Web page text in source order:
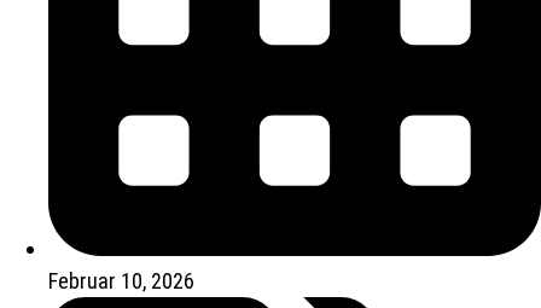
Februar 10, 2026